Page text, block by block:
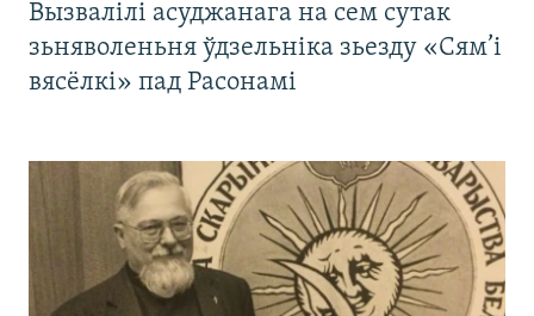
Вызвалілі асуджанага на сем сутак
зьняволеньня ўдзельніка зьезду «Сям’і
вясёлкі» пад Расонамі